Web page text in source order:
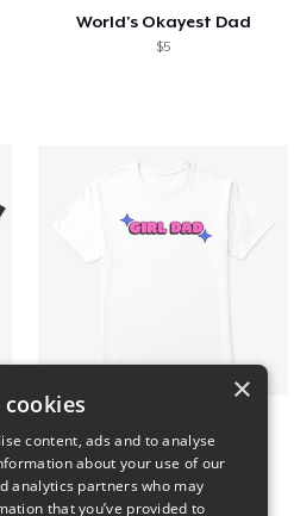
World's Okayest Dad
$5
×
content, ads and to analyse
about your use of our
analytics partners who may
that you’ve provided to